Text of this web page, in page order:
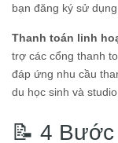
bạn đăng ký sử
Thanh toán linh
trợ các cổng thanh
đáp ứng nhu cầu
du học sinh và
📝 4